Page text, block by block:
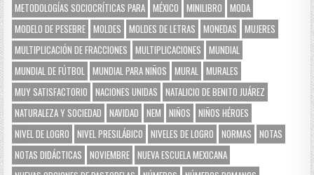
METODOLOGÍAS SOCIOCRÍTICAS PARA MÉXICO MINILIBRO
MODA
MODELO DE PESEBRE MOLDES MOLDES DE LETRAS MONEDAS
MUJERES
MULTIPLICACIÓN DE FRACCIONES
MULTIPLICACIONES
MUNDIAL
MUNDIAL DE FÚTBOL MUNDIAL PARA NIÑOS MURAL MURALES
MUY SATISFACTORIO
NACIONES UNIDAS
NATALICIO DE BENITO JUÁREZ
NATURALEZA Y SOCIEDAD
NAVIDAD NEM NIÑOS
NIÑOS HÉROES
NIVEL DE LOGRO
NIVEL PRESILÁBICO NIVELES DE LOGRO NORMAS
NOTAS
NOTAS DIDÁCTICAS
NOVIEMBRE NUEVA ESCUELA MEXICANA